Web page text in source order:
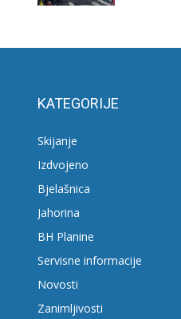
KATEGORIJE
Skijanje
Izdvojeno
Bjelašnica
Jahorina
BH Planine
Servisne informacije
Novosti
Zanimljivosti